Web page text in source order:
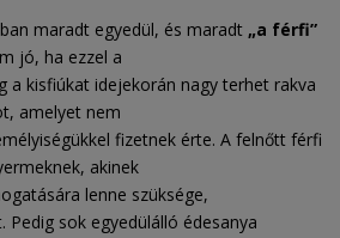
maradt egyedül, és maradt „a férfi”
jó, ha ezzel a
a kisfiúkat idejekorán nagy terhet rakva
amelyet nem
fizetnek érte. A felnőtt férfi
akinek
lenne szüksége,
sok egyedülálló édesanya